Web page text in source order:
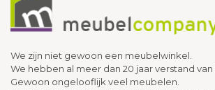
We zijn niet gewoon een meubelwinkel.
We hebben al meer dan 20 jaar verstand
Gewoon ongelooflijk veel meubelen.